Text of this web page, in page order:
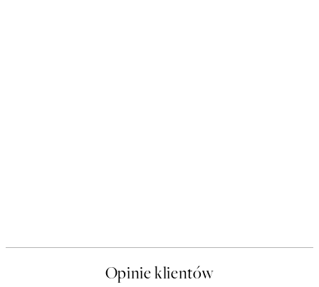
Opinie klientów